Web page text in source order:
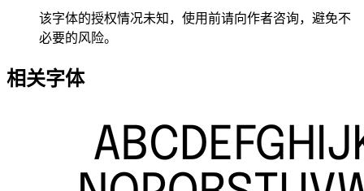
该字体的授权情况未知，使用前请向作者咨询，避免不
必要的风险。
相关字体